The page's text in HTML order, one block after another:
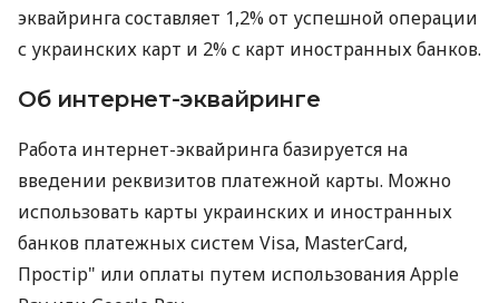
эквайринга составляет 1,2% от успешной операции
с украинских карт и 2% с карт иностранных банков.
Об интернет-эквайринге
Работа интернет-эквайринга базируется на
введении реквизитов платежной карты. Можно
использовать карты украинских и иностранных
банков платежных систем Visa, MasterCard,
Простір" или оплаты путем использования Apple